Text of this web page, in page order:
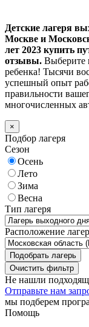
Детские лагеря
Москве и
лет 2023 купить
отзывы. Выберите
ребенка! Тысячи
успешный опыт
правильности
многочисленных
×
Подбор лагеря
Сезон
Осень
Лето
Зима
Весна
Тип лагеря
Расположение
Подобрать лагерь
Не нашли
Отправьте нам
мы подберем
Помощь